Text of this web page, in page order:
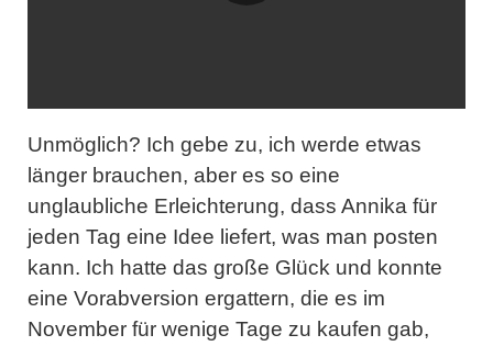
Unmöglich? Ich gebe zu, ich werde etwas
länger brauchen, aber es so eine
unglaubliche Erleichterung, dass Annika für
jeden Tag eine Idee liefert, was man posten
kann. Ich hatte das große Glück und konnte
eine Vorabversion ergattern, die es im
November für wenige Tage zu kaufen gab,